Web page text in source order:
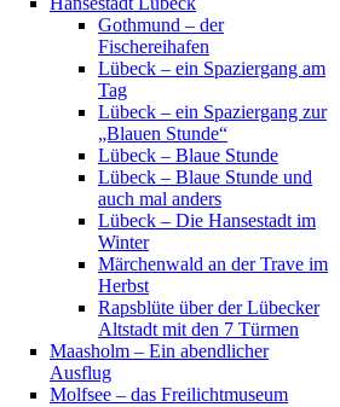
Gothmund – der
Fischereihafen
Lübeck – ein Spaziergang am
Tag
Lübeck – ein Spaziergang zur
„Blauen Stunde“
Lübeck – Blaue Stunde
Lübeck – Blaue Stunde und
auch mal anders
Lübeck – Die Hansestadt im
Winter
Märchenwald an der Trave im
Herbst
Rapsblüte über der Lübecker
Altstadt mit den 7 Türmen
Maasholm – Ein abendlicher
Ausflug
Molfsee – das Freilichtmuseum